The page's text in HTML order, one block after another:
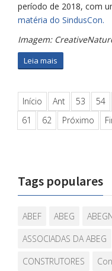
período de 2018, com
matéria do SindusCon.
Imagem:
Leia mais
Início Ant 53 54
61
62 Próximo
Tags populares
ABEF ABEG
ASSOCIADAS DA ABEG
CONSTRUTORES